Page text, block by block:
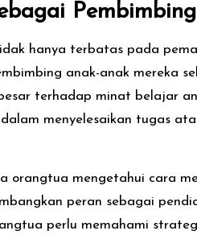
hanya terbatas pada
anak-anak mereka
terhadap minat belajar
menyelesaikan tugas
orangtua mengetahui cara
peran sebagai
perlu memahami